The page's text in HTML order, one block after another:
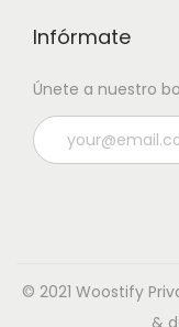
Infórmate
Únete a nuestro
© 2021 Woostify